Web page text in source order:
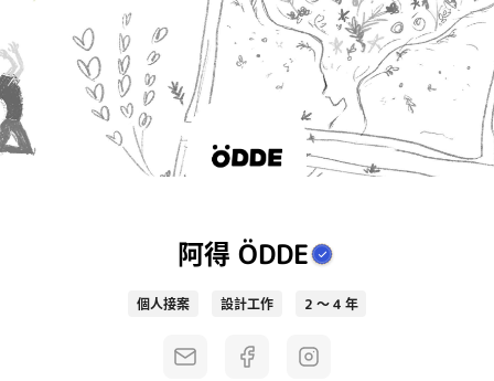
阿得 ÖDDE
個人接案 設計工作 2 ～ 4 年